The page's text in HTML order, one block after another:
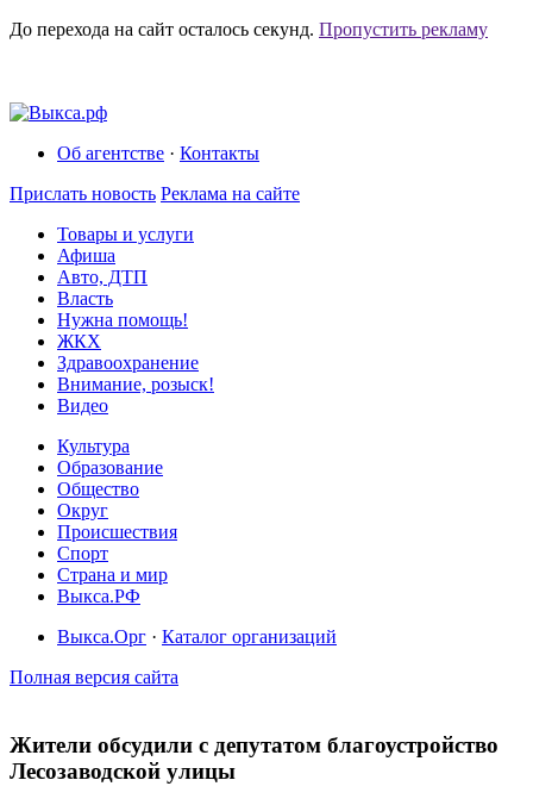
До перехода на сайт осталось секунд. Пропустить рекламу
Об агентстве · Контакты
Прислать новость Реклама на сайте
Товары и услуги
Афиша
Авто, ДТП
Власть
Нужна помощь!
ЖКХ
Здравоохранение
Внимание, розыск!
Видео
Культура
Образование
Общество
Округ
Происшествия
Спорт
Страна и мир
Выкса.РФ
Выкса.Орг · Каталог организаций
Полная версия сайта
Жители обсудили с депутатом благоустройство
Лесозаводской улицы